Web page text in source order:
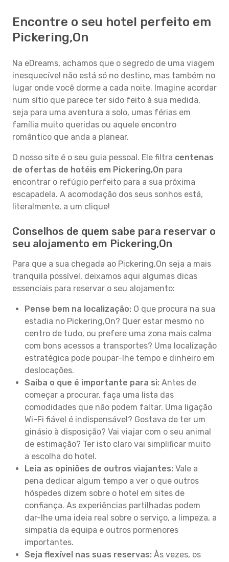
Encontre o seu hotel perfeito em
Pickering,On
Na eDreams, achamos que o segredo de uma viagem
inesquecível não está só no destino, mas também no
lugar onde você dorme a cada noite. Imagine acordar
num sítio que parece ter sido feito à sua medida,
seja para uma aventura a solo, umas férias em
família muito queridas ou aquele encontro
romântico que anda a planear.
O nosso site é o seu guia pessoal. Ele filtra centenas
de ofertas de hotéis em Pickering,On para
encontrar o refúgio perfeito para a sua próxima
escapadela. A acomodação dos seus sonhos está,
literalmente, a um clique!
Conselhos de quem sabe para reservar o
seu alojamento em Pickering,On
Para que a sua chegada ao Pickering,On seja a mais
tranquila possível, deixamos aqui algumas dicas
essenciais para reservar o seu alojamento:
Pense bem na localização: O que procura na sua
estadia no Pickering,On? Quer estar mesmo no
centro de tudo, ou prefere uma zona mais calma
com bons acessos a transportes? Uma localização
estratégica pode poupar-lhe tempo e dinheiro em
deslocações.
Saiba o que é importante para si: Antes de
começar a procurar, faça uma lista das
comodidades que não podem faltar. Uma ligação
Wi-Fi fiável é indispensável? Gostava de ter um
ginásio à disposição? Vai viajar com o seu animal
de estimação? Ter isto claro vai simplificar muito
a escolha do hotel.
Leia as opiniões de outros viajantes: Vale a
pena dedicar algum tempo a ver o que outros
hóspedes dizem sobre o hotel em sites de
confiança. As experiências partilhadas podem
dar-lhe uma ideia real sobre o serviço, a limpeza, a
simpatia da equipa e outros pormenores
importantes.
Seja flexível nas suas reservas: Às vezes, os